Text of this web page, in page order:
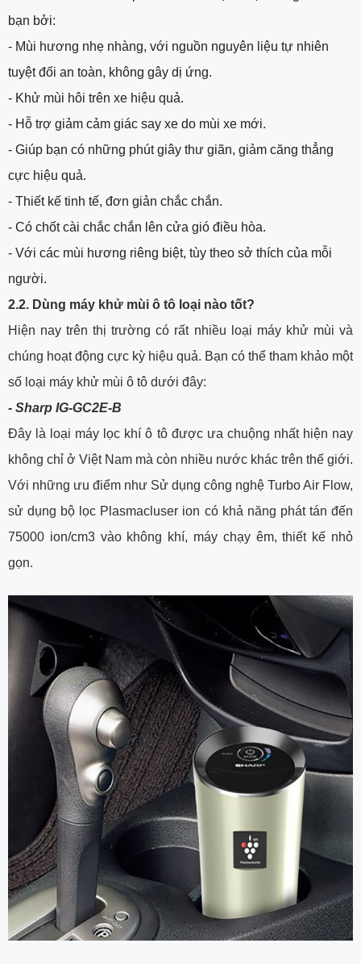
bạn bởi:
- Mùi hương nhẹ nhàng, với nguồn nguyên liệu tự nhiên
tuyệt đối an toàn, không gây dị ứng.
- Khử mùi hôi trên xe hiệu quả.
- Hỗ trợ giảm cảm giác say xe do mùi xe mới.
- Giúp bạn có những phút giây thư giãn, giảm căng thẳng
cực hiệu quả.
- Thiết kế tinh tế, đơn giản chắc chắn.
- Có chốt cài chắc chắn lên cửa gió điều hòa.
- Với các mùi hương riêng biệt, tùy theo sở thích của mỗi
người.
2.2. Dùng máy khử mùi ô tô loại nào tốt?
Hiện nay trên thị trường có rất nhiều loại máy khử mùi và
chúng hoạt động cực kỳ hiệu quả. Bạn có thể tham khảo một
số loại máy khử mùi ô tô dưới đây:
- Sharp IG-GC2E-B
Đây là loại máy lọc khí ô tô được ưa chuộng nhất hiện nay
không chỉ ở Việt Nam mà còn nhiều nước khác trên thế giới.
Với những ưu điểm như Sử dụng công nghệ Turbo Air Flow,
sử dụng bộ lọc Plasmacluser ion có khả năng phát tán đến
75000 ion/cm3 vào không khí, máy chạy êm, thiết kế nhỏ
gọn.